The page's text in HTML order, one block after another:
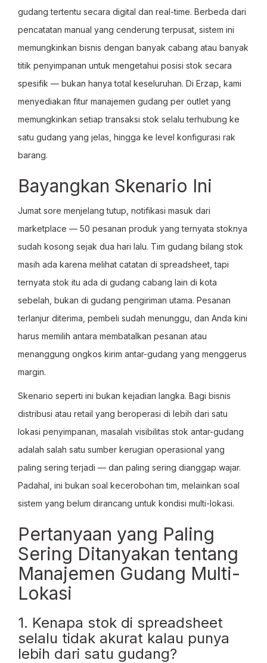
gudang tertentu secara digital dan real-time. Berbeda dari
pencatatan manual yang cenderung terpusat, sistem ini
memungkinkan bisnis dengan banyak cabang atau banyak
titik penyimpanan untuk mengetahui posisi stok secara
spesifik — bukan hanya total keseluruhan. Di Erzap, kami
menyediakan fitur manajemen gudang per outlet yang
memungkinkan setiap transaksi stok selalu terhubung ke
satu gudang yang jelas, hingga ke level konfigurasi rak
barang.
Bayangkan Skenario Ini
Jumat sore menjelang tutup, notifikasi masuk dari
marketplace — 50 pesanan produk yang ternyata stoknya
sudah kosong sejak dua hari lalu. Tim gudang bilang stok
masih ada karena melihat catatan di spreadsheet, tapi
ternyata stok itu ada di gudang cabang lain di kota
sebelah, bukan di gudang pengiriman utama. Pesanan
terlanjur diterima, pembeli sudah menunggu, dan Anda kini
harus memilih antara membatalkan pesanan atau
menanggung ongkos kirim antar-gudang yang menggerus
margin.
Skenario seperti ini bukan kejadian langka. Bagi bisnis
distribusi atau retail yang beroperasi di lebih dari satu
lokasi penyimpanan, masalah visibilitas stok antar-gudang
adalah salah satu sumber kerugian operasional yang
paling sering terjadi — dan paling sering dianggap wajar.
Padahal, ini bukan soal kecerobohan tim, melainkan soal
sistem yang belum dirancang untuk kondisi multi-lokasi.
Pertanyaan yang Paling
Sering Ditanyakan tentang
Manajemen Gudang Multi-
Lokasi
1. Kenapa stok di spreadsheet
selalu tidak akurat kalau punya
lebih dari satu gudang?